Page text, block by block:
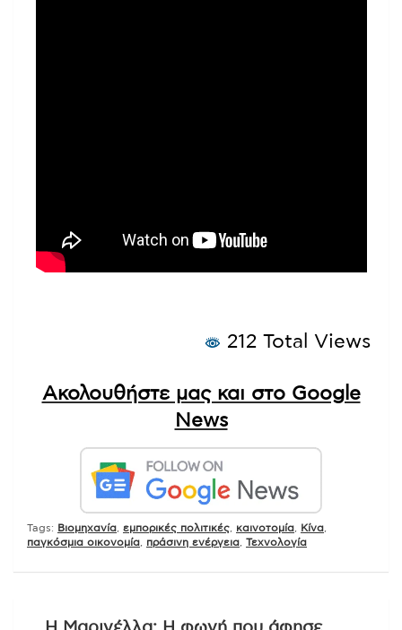
212 Total Views
Ακολουθήστε μας και στο Google
News
Tags: Βιομηχανία εμπορικές πολιτικές καινοτομία Κίνα
παγκόσμια οικονομία
πράσινη ενέργεια Τεχνολογία